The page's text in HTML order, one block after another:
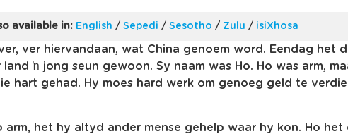
available in: English / Sepedi / Sesotho / Zulu / isiXhosa
ver hiervandaan, wat China genoem word. Eendag het
ŉ jong seun gewoon. Sy naam was Ho. Ho was arm,
hart gehad. Hy moes hard werk om genoeg geld te
arm, het hy altyd ander mense gehelp waar hy kon. Ho het